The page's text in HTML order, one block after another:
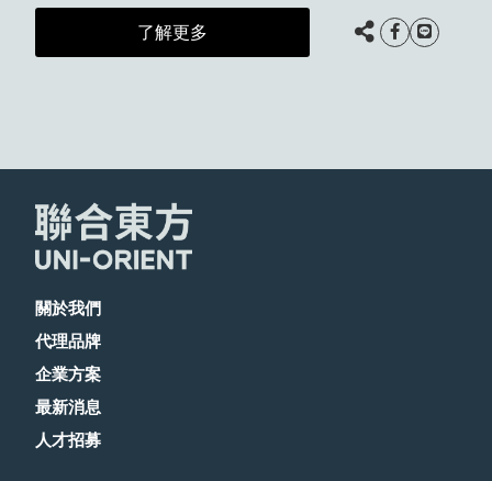
了解更多
關於我們
代理品牌
企業方案
最新消息
人才招募